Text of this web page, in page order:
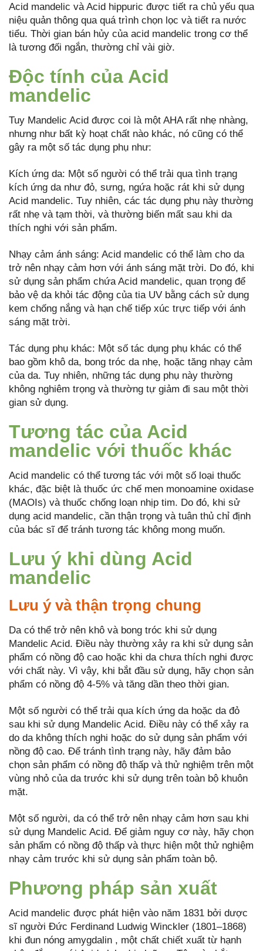
Acid mandelic và Acid hippuric được tiết ra chủ yếu qua
niệu quản thông qua quá trình chọn lọc và tiết ra nước
tiểu. Thời gian bán hủy của acid mandelic trong cơ thể
là tương đối ngắn, thường chỉ vài giờ.
Độc tính của Acid
mandelic
Tuy Mandelic Acid được coi là một AHA rất nhẹ nhàng,
nhưng như bất kỳ hoạt chất nào khác, nó cũng có thể
gây ra một số tác dụng phụ như:
Kích ứng da: Một số người có thể trải qua tình trạng
kích ứng da như đỏ, sưng, ngứa hoặc rát khi sử dụng
Acid mandelic. Tuy nhiên, các tác dụng phụ này thường
rất nhẹ và tạm thời, và thường biến mất sau khi da
thích nghi với sản phẩm.
Nhạy cảm ánh sáng: Acid mandelic có thể làm cho da
trở nên nhạy cảm hơn với ánh sáng mặt trời. Do đó, khi
sử dụng sản phẩm chứa Acid mandelic, quan trọng để
bảo vệ da khỏi tác động của tia UV bằng cách sử dụng
kem chống nắng và hạn chế tiếp xúc trực tiếp với ánh
sáng mặt trời.
Tác dụng phụ khác: Một số tác dụng phụ khác có thể
bao gồm khô da, bong tróc da nhẹ, hoặc tăng nhạy cảm
của da. Tuy nhiên, những tác dụng phụ này thường
không nghiêm trọng và thường tự giảm đi sau một thời
gian sử dụng.
Tương tác của Acid
mandelic với thuốc khác
Acid mandelic có thể tương tác với một số loại thuốc
khác, đặc biệt là thuốc ức chế men monoamine oxidase
(MAOIs) và thuốc chống loạn nhịp tim. Do đó, khi sử
dụng acid mandelic, cần thận trọng và tuân thủ chỉ định
của bác sĩ để tránh tương tác không mong muốn.
Lưu ý khi dùng Acid
mandelic
Lưu ý và thận trọng chung
Da có thể trở nên khô và bong tróc khi sử dụng
Mandelic Acid. Điều này thường xảy ra khi sử dụng sản
phẩm có nồng độ cao hoặc khi da chưa thích nghi được
với chất này. Vì vậy, khi bắt đầu sử dụng, hãy chọn sản
phẩm có nồng độ 4-5% và tăng dần theo thời gian.
Một số người có thể trải qua kích ứng da hoặc da đỏ
sau khi sử dụng Mandelic Acid. Điều này có thể xảy ra
do da không thích nghi hoặc do sử dụng sản phẩm với
nồng độ cao. Để tránh tình trạng này, hãy đảm bảo
chọn sản phẩm có nồng độ thấp và thử nghiệm trên một
vùng nhỏ của da trước khi sử dụng trên toàn bộ khuôn
mặt.
Một số người, da có thể trở nên nhạy cảm hơn sau khi
sử dụng Mandelic Acid. Để giảm nguy cơ này, hãy chọn
sản phẩm có nồng độ thấp và thực hiện một thử nghiệm
nhạy cảm trước khi sử dụng sản phẩm toàn bộ.
Phương pháp sản xuất
Acid mandelic được phát hiện vào năm 1831 bởi dược
sĩ người Đức Ferdinand Ludwig Winckler (1801–1868)
khi đun nóng amygdalin , một chất chiết xuất từ hạnh